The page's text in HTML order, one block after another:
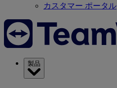
カスタマー ポータル
製品